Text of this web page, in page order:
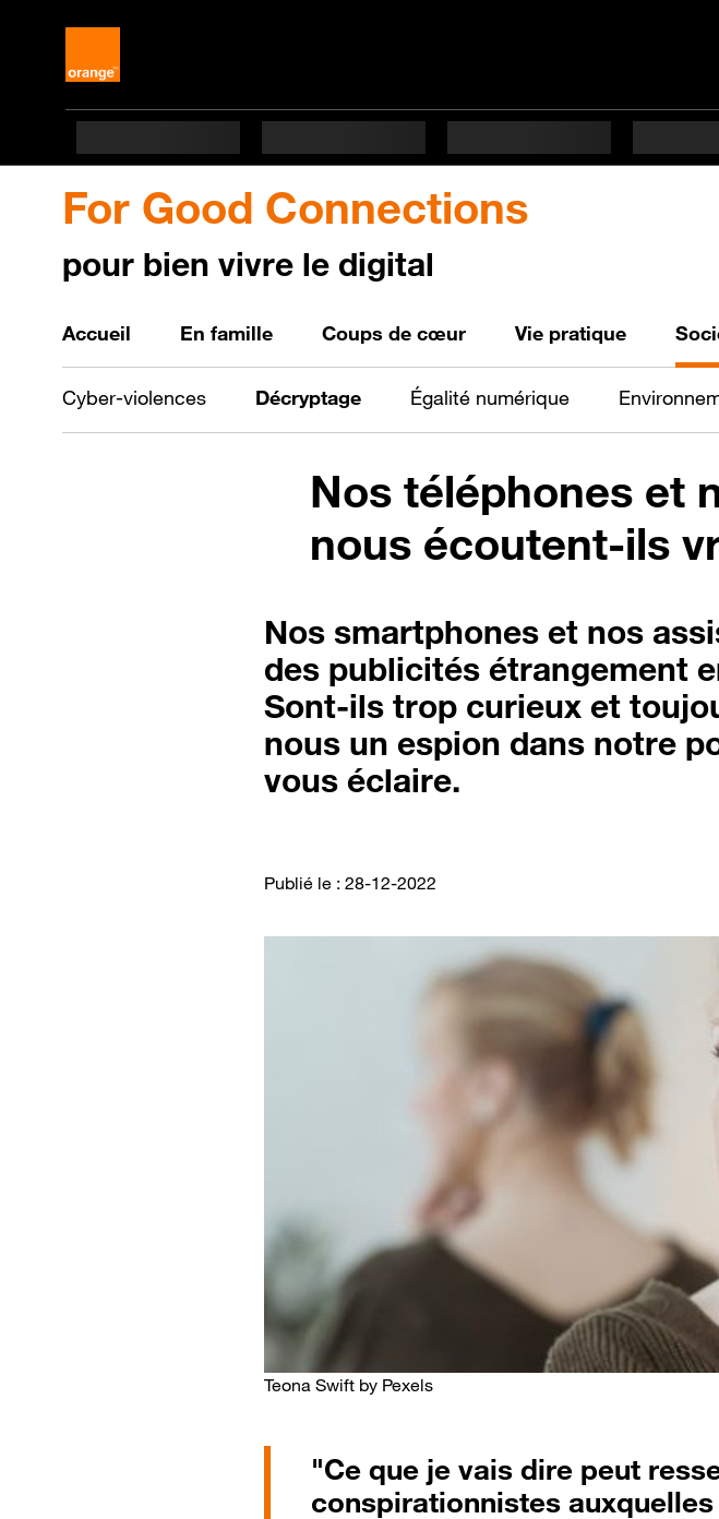
For Good Connections
pour bien vivre le digital
Accueil Bien vivre le digital
En famille Coups de cœur Vie pratique
Cyber-violences Décryptage Égalité numérique
Nos téléphones et
nous écoutent-ils
Nos smartphones et nos
des publicités étrangement
Sont-ils trop curieux et
nous un espion dans notre
vous éclaire.
Publié le : 28-12-2022
Teona Swift by Pexels
"Ce que je vais dire peut
conspirationnistes